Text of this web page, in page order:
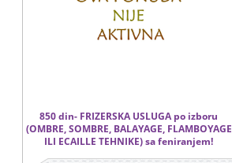
850 din- FRIZERSKA USLUGA po izboru
(OMBRE, SOMBRE, BALAYAGE, FLAMBOYAGE
ILI ECAILLE TEHNIKE) sa feniranjem!